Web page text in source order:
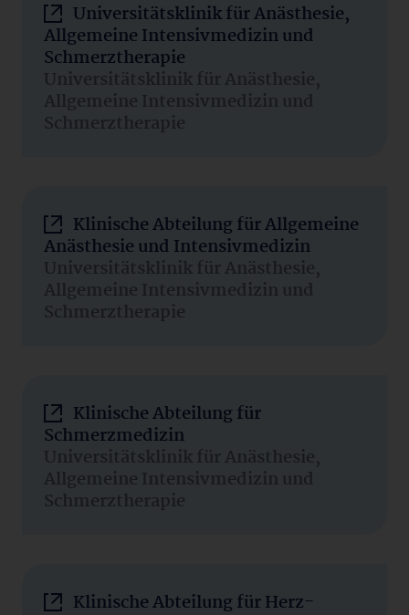
Universitätsklinik für Anästhesie,
Allgemeine Intensivmedizin und
Schmerztherapie
Universitätsklinik für Anästhesie,
Allgemeine Intensivmedizin und
Schmerztherapie
Klinische Abteilung für Allgemeine
Anästhesie und Intensivmedizin
Universitätsklinik für Anästhesie,
Allgemeine Intensivmedizin und
Schmerztherapie
Klinische Abteilung für
Schmerzmedizin
Universitätsklinik für Anästhesie,
Allgemeine Intensivmedizin und
Schmerztherapie
Klinische Abteilung für Herz-